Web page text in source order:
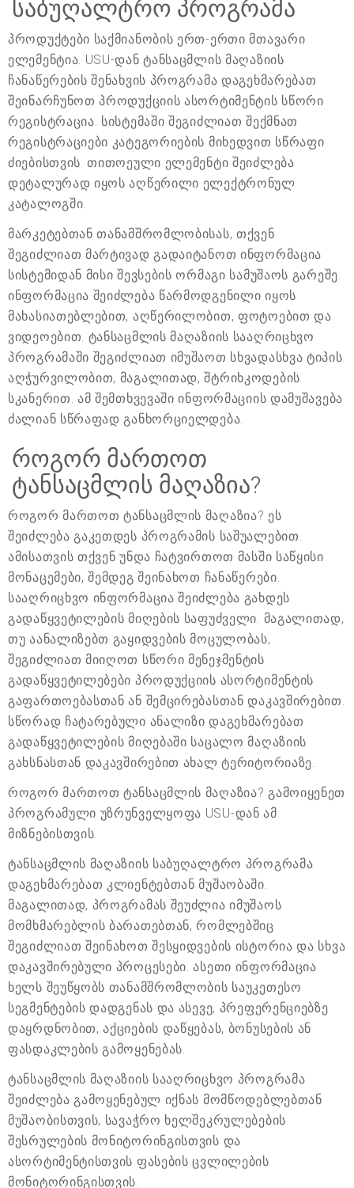
საბუღალტრო პროგრამა
პროდუქტები საქმიანობის ერთ-ერთი მთავარი
ელემენტია. USU-დან ტანსაცმლის მაღაზიის
ჩანაწერების შენახვის პროგრამა დაგეხმარებათ
შეინარჩუნოთ პროდუქციის ასორტიმენტის სწორი
რეგისტრაცია. სისტემაში შეგიძლიათ შექმნათ
რეგისტრაციები კატეგორიების მიხედვით სწრაფი
ძიებისთვის. თითოეული ელემენტი შეიძლება
დეტალურად იყოს აღწერილი ელექტრონულ
კატალოგში.
მარკეტებთან თანამშრომლობისას, თქვენ
შეგიძლიათ მარტივად გადაიტანოთ ინფორმაცია
სისტემიდან მისი შევსების ორმაგი სამუშაოს გარეშე.
ინფორმაცია შეიძლება წარმოდგენილი იყოს
მახასიათებლებით, აღწერილობით, ფოტოებით და
ვიდეოებით. ტანსაცმლის მაღაზიის სააღრიცხვო
პროგრამაში შეგიძლიათ იმუშაოთ სხვადასხვა ტიპის
აღჭურვილობით, მაგალითად, შტრიხკოდების
სკანერით. ამ შემთხვევაში ინფორმაციის დამუშავება
ძალიან სწრაფად განხორციელდება.
როგორ მართოთ
ტანსაცმლის მაღაზია?
როგორ მართოთ ტანსაცმლის მაღაზია? ეს
შეიძლება გაკეთდეს პროგრამის საშუალებით.
ამისათვის თქვენ უნდა ჩატვირთოთ მასში საწყისი
მონაცემები, შემდეგ შეინახოთ ჩანაწერები.
სააღრიცხვო ინფორმაცია შეიძლება გახდეს
გადაწყვეტილების მიღების საფუძველი. მაგალითად,
თუ აანალიზებთ გაყიდვების მოცულობას,
შეგიძლიათ მიიღოთ სწორი მენეჯმენტის
გადაწყვეტილებები პროდუქციის ასორტიმენტის
გაფართოებასთან ან შემცირებასთან დაკავშირებით.
სწორად ჩატარებული ანალიზი დაგეხმარებათ
გადაწყვეტილების მიღებაში საცალო მაღაზიის
გახსნასთან დაკავშირებით ახალ ტერიტორიაზე.
როგორ მართოთ ტანსაცმლის მაღაზია? გამოიყენეთ
პროგრამული უზრუნველყოფა USU-დან ამ
მიზნებისთვის.
ტანსაცმლის მაღაზიის საბუღალტრო პროგრამა
დაგეხმარებათ კლიენტებთან მუშაობაში.
მაგალითად, პროგრამას შეუძლია იმუშაოს
მომხმარებლის ბარათებთან, რომლებშიც
შეგიძლიათ შეინახოთ შესყიდვების ისტორია და სხვა
დაკავშირებული პროცესები. ასეთი ინფორმაცია
ხელს შეუწყობს თანამშრომლობის საუკეთესო
სეგმენტების დადგენას და ასევე, პრეფერენციებზე
დაყრდნობით, აქციების დაწყებას, ბონუსების ან
ფასდაკლების გამოყენებას.
ტანსაცმლის მაღაზიის სააღრიცხვო პროგრამა
შეიძლება გამოყენებულ იქნას მომწოდებლებთან
მუშაობისთვის, სავაჭრო ხელშეკრულებების
შესრულების მონიტორინგისთვის და
ასორტიმენტისთვის ფასების ცვლილების
მონიტორინგისთვის.